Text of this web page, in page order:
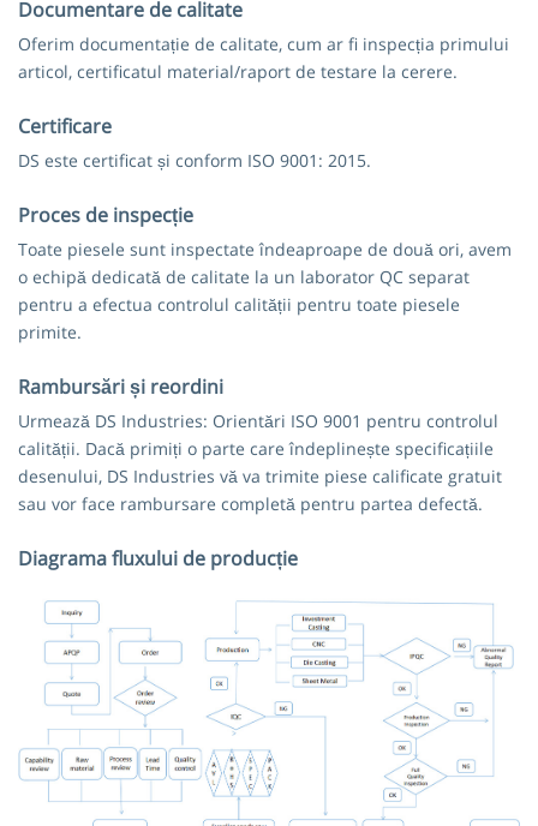
Documentare de calitate
Oferim documentație de calitate, cum ar fi inspecția primului
articol, certificatul material/raport de testare la cerere.
Certificare
DS este certificat și conform ISO 9001: 2015.
Proces de inspecție
Toate piesele sunt inspectate îndeaproape de două ori, avem
o echipă dedicată de calitate la un laborator QC separat
pentru a efectua controlul calității pentru toate piesele
primite.
Rambursări și reordini
Urmează DS Industries: Orientări ISO 9001 pentru controlul
calității. Dacă primiți o parte care îndeplinește specificațiile
desenului, DS Industries vă va trimite piese calificate gratuit
sau vor face rambursare completă pentru partea defectă.
Diagrama fluxului de producție